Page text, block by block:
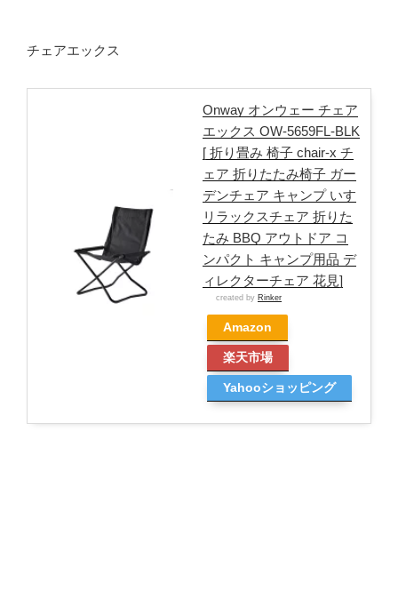
チェアエックス
Onway オンウェー チェア
エックス OW-5659FL-BLK
[ 折り畳み 椅子 chair-x チ
ェア 折りたたみ椅子 ガー
デンチェア キャンプ いす
リラックスチェア 折りた
たみ BBQ アウトドア コ
ンパクト キャンプ用品 デ
ィレクターチェア 花見]
created by Rinker
Amazon
楽天市場
Yahooショッピング